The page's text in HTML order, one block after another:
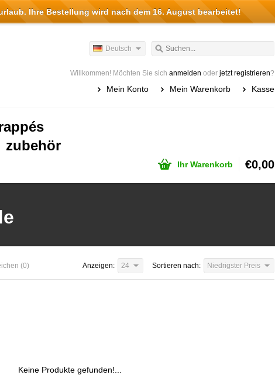
Deutsch
Willkommen! Möchten Sie sich anmelden oder jetzt registrieren?
Mein Konto Mein Warenkorb Kasse
zubehör
Ihr Warenkorb €0,00
(0) Sortieren nach: Niedrigster Preis
Anzeigen: 24
Keine Produkte gefunden!...
Ihre Bestellung wird nach dem 16. August bearbeitet!